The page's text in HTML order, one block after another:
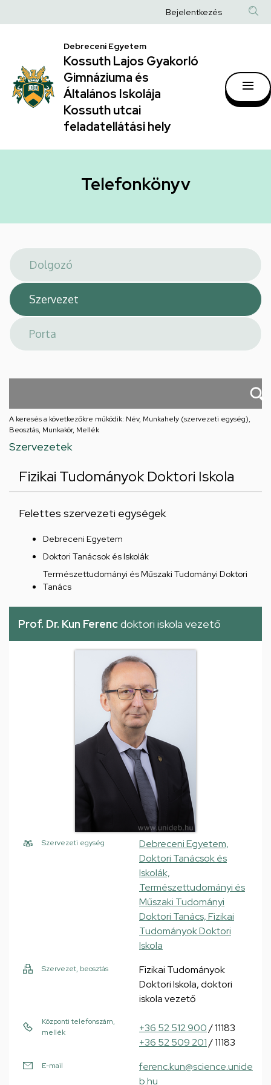
|
Kossuth
Lajos
Gyakorló
Gimnáziuma
Általános
hely
a
Anonim
fiók
Bejelentkezés
Debreceni Egyetem
Kossuth Lajos Gyakorló
Gimnáziuma és
Általános Iskolája
Kossuth utcai
feladatellátási hely
Telefonkönyv
A keresés a következőkre működik: Név, Munkahely (szervezeti egység),
Beosztás, Munkakör, Mellék
Szervezetek
Fizikai Tudományok Doktori Iskola
Felettes szervezeti egységek
Debreceni Egyetem
Doktori Tanácsok és Iskolák
Természettudományi és Műszaki Tudományi Doktori
Tanács
Prof. Dr. Kun Ferencdoktori iskola vezető
Szervezeti egység
Debreceni Egyetem,
Doktori Tanácsok és
Iskolák,
Természettudományi és
Műszaki Tudományi
Doktori Tanács, Fizikai
Tudományok Doktori
Iskola
Szervezet, beosztás
Fizikai Tudományok
Doktori Iskola, doktori
iskola vezető
Központi telefonszám,
mellék
+36 52 512 900/ 11183
+36 52 509 201/ 11183
E-mail
ferenc.kun@science.unide
b.hu